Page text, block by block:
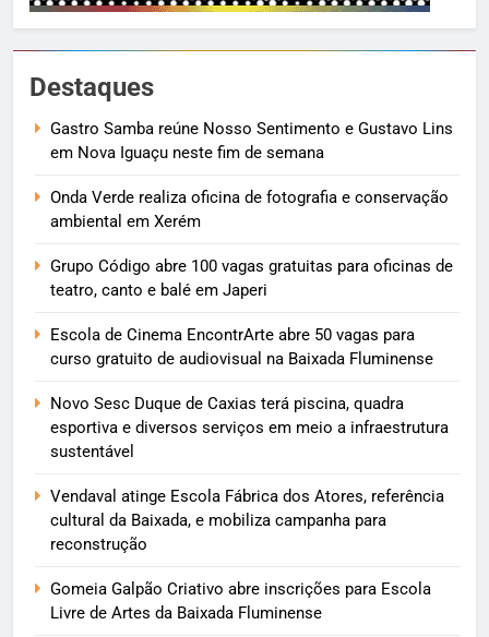
Destaques
Gastro Samba reúne Nosso Sentimento e Gustavo Lins
em Nova Iguaçu neste fim de semana
Onda Verde realiza oficina de fotografia e conservação
ambiental em Xerém
Grupo Código abre 100 vagas gratuitas para oficinas de
teatro, canto e balé em Japeri
Escola de Cinema EncontrArte abre 50 vagas para
curso gratuito de audiovisual na Baixada Fluminense
Novo Sesc Duque de Caxias terá piscina, quadra
esportiva e diversos serviços em meio a infraestrutura
sustentável
Vendaval atinge Escola Fábrica dos Atores, referência
cultural da Baixada, e mobiliza campanha para
reconstrução
Gomeia Galpão Criativo abre inscrições para Escola
Livre de Artes da Baixada Fluminense